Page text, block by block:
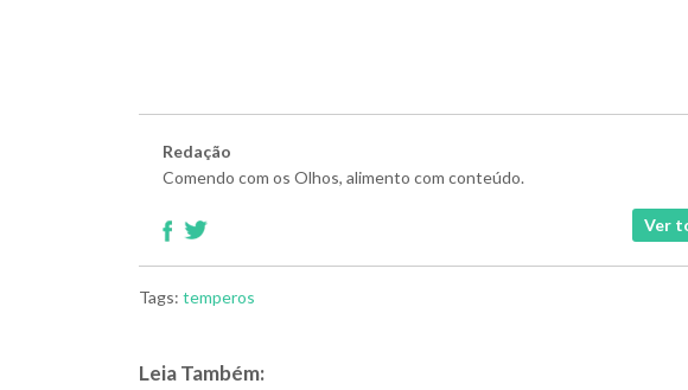
Redação
Comendo com os Olhos, alimento com conteúdo.
Ver
Tags: temperos
Leia Também: